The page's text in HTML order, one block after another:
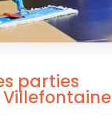
parties